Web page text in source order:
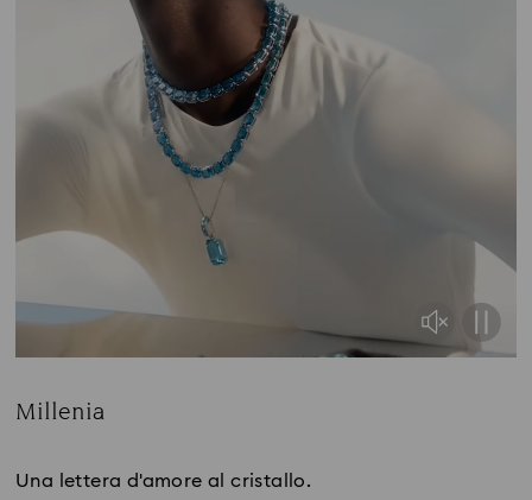
Millenia
Una lettera d'amore al cristallo.